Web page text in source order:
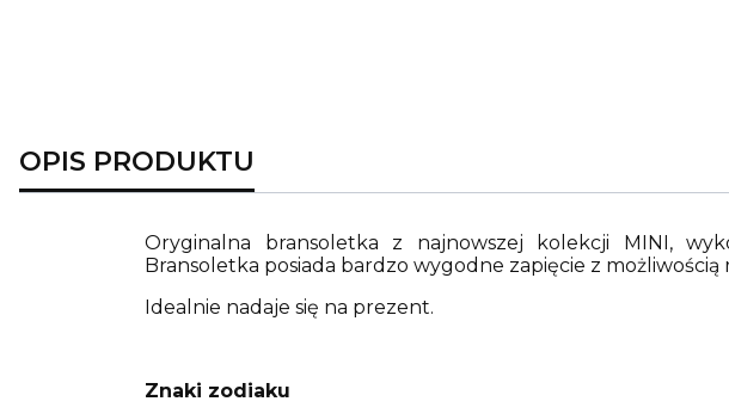
OPIS PRODUKTU
Oryginalna bransoletka z najnowszej kolekcji MINI,
Bransoletka posiada bardzo wygodne zapięcie z możliwością
Idealnie nadaje się na prezent.
Znaki zodiaku